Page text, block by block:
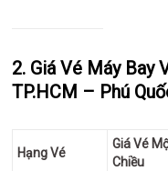
2. Giá Vé Máy Bay
TP.HCM – Phú
Hạng Vé
Giá Vé
Chiều